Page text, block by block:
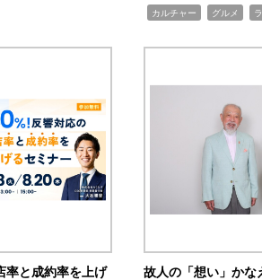
カルチャー グルメ
率と成約率を上げ
故人の「想い」か